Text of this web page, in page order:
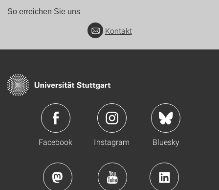
So erreichen Sie uns
Kontakt
Facebook Instagram Bluesky